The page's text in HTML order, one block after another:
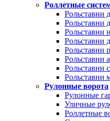
Роллетные
Рольставни
Рольставни
Рольставни
Рольставни
Рольставни
Рольставни
Рольставни
Рольставни
Рулонные ворота
Рулонные
Уличные
Роллетные